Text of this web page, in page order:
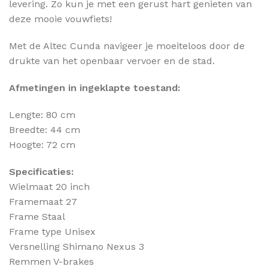
levering. Zo kun je met een gerust hart genieten van
deze mooie vouwfiets!
Met de Altec Cunda navigeer je moeiteloos door de
drukte van het openbaar vervoer en de stad.
Afmetingen in ingeklapte toestand:
Lengte: 80 cm
Breedte: 44 cm
Hoogte: 72 cm
Specificaties:
Wielmaat 20 inch
Framemaat 27
Frame Staal
Frame type Unisex
Versnelling Shimano Nexus 3
Remmen V-brakes